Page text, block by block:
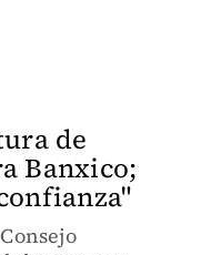
de
Banxico;